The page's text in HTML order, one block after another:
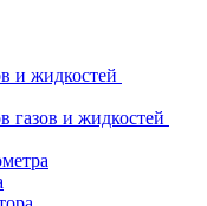
и жидкостей
газов и жидкостей